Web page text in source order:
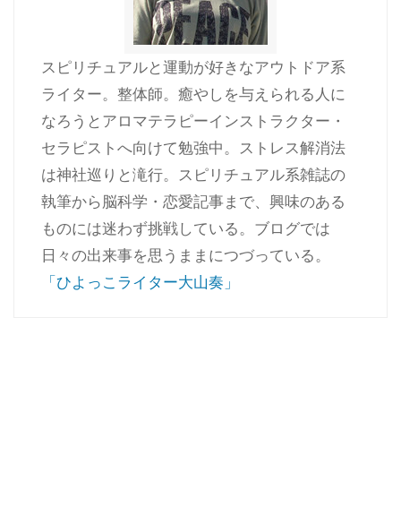
スピリチュアルと運動が好きなアウトドア系
ライター。整体師。癒やしを与えられる人に
なろうとアロマテラピーインストラクター・
セラピストへ向けて勉強中。ストレス解消法
は神社巡りと滝行。スピリチュアル系雑誌の
執筆から脳科学・恋愛記事まで、興味のある
ものには迷わず挑戦している。ブログでは
日々の出来事を思うままにつづっている。
「ひよっこライター大山奏」